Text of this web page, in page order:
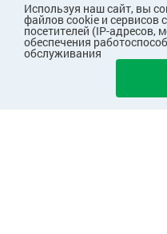
В
Используя наш сайт, вы
файлов cookie и сервисов
посетителей (IP-адресов,
обеспечения
обслуживания